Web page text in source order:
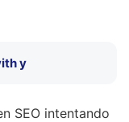
y
SEO intentando